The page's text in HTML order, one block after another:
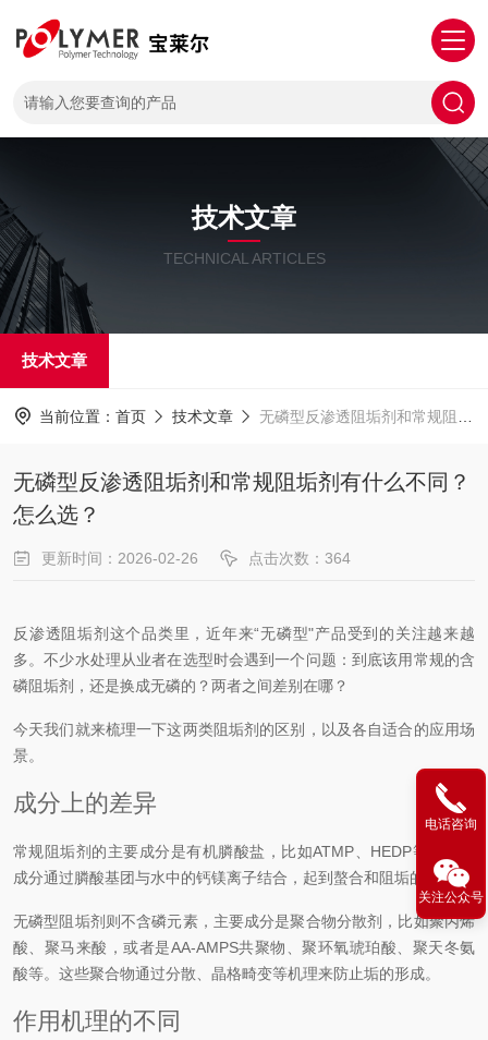
技术文章
TECHNICAL ARTICLES
技术文章
当前位置： 首页 技术文章 无磷型反渗透阻垢剂和常规阻垢剂有什么不同？怎么选？
无磷型反渗透阻垢剂和常规阻垢剂有什么不同？
怎么选？
更新时间：2026-02-26 点击次数：364
反渗透阻垢剂这个品类里，近年来“无磷型"产品受到的关注越来越
多。不少水处理从业者在选型时会遇到一个问题：到底该用常规的含
磷阻垢剂，还是换成无磷的？两者之间差别在哪？
今天我们就来梳理一下这两类阻垢剂的区别，以及各自适合的应用场
景。
成分上的差异
常规阻垢剂的主要成分是有机膦酸盐，比如ATMP、HEDP等。这类
成分通过膦酸基团与水中的钙镁离子结合，起到螯合和阻垢的作用。
无磷型阻垢剂则不含磷元素，主要成分是聚合物分散剂，比如聚丙烯
酸、聚马来酸，或者是AA-AMPS共聚物、聚环氧琥珀酸、聚天冬氨
酸等。这些聚合物通过分散、晶格畸变等机理来防止垢的形成。
作用机理的不同
电话咨询
关注公众号